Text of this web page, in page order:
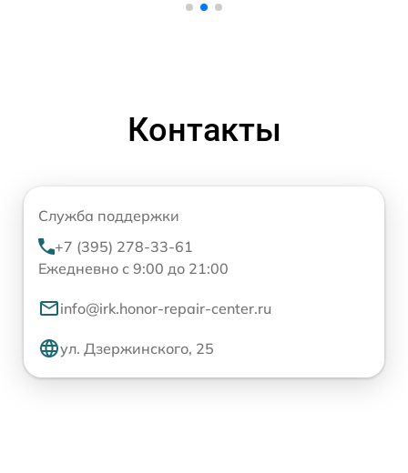
Контакты
Служба поддержки
+7 (395) 278-33-61
Ежедневно с 9:00 до 21:00
info@irk.honor-repair-center.ru
ул. Дзержинского, 25